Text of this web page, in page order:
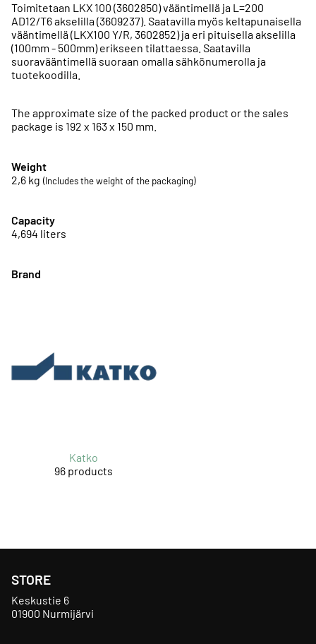
Toimitetaan LKX 100 (3602850) vääntimellä ja L=200
AD12/T6 akselilla (3609237). Saatavilla myös keltapunaisella
vääntimellä (LKX100 Y/R, 3602852) ja eri pituisella akselilla
(100mm - 500mm) erikseen tilattaessa. Saatavilla
suoravääntimellä suoraan omalla sähkönumerolla ja
tuotekoodilla.
The approximate size of the packed product or the sales
package is 192 x 163 x 150 mm.
Weight
2,6 kg (Includes the weight of the packaging)
Capacity
4,694 liters
Brand
Katko
96 products
STORE
Keskustie 6
01900 Nurmijärvi